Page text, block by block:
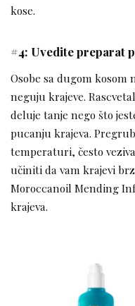
kose.
#4: Uvedite preparat
Osobe sa dugom kosom
neguju krajeve.
deluje tanje nego što
pucanju krajeva.
temperaturi, često
učiniti da vam krajevi
Moroccanoil Mending
krajeva.